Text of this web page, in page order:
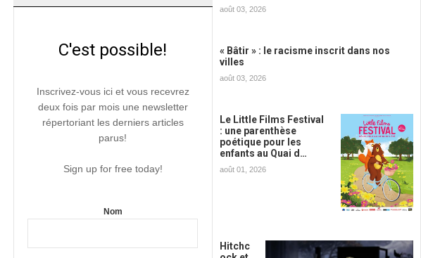
C'est possible!
Inscrivez-vous ici et vous recevrez
deux fois par mois une newsletter
répertoriant les derniers articles
parus!
Sign up for free today!
Nom
août 03, 2026
« Bâtir » : le racisme inscrit dans nos
villes
août 03, 2026
Le Little Films Festival
: une parenthèse
poétique pour les
enfants au Quai d…
août 01, 2026
Hitchc